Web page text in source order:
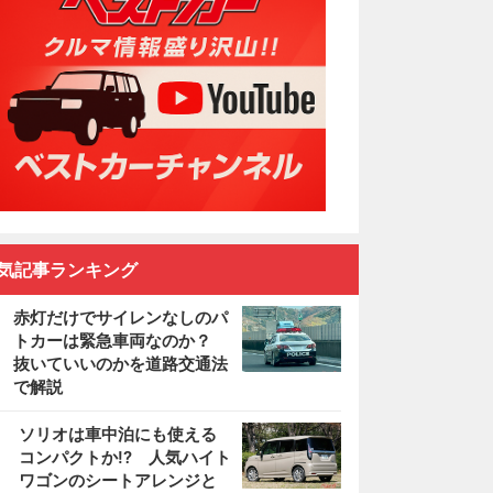
記事ランキング
赤灯だけでサイレンなしのパ
トカーは緊急車両なのか？
抜いていいのかを道路交通法
で解説
ソリオは車中泊にも使える
コンパクトか!? 人気ハイト
ワゴンのシートアレンジと